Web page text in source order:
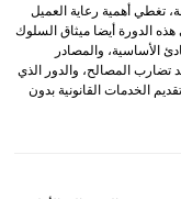
تغطي أهمية رعاية العميل
الدورة أيضا ميثاق السلوك
الأساسية، والمصادر
تضارب المصالح، والدور الذي
الخدمات القانونية بدون